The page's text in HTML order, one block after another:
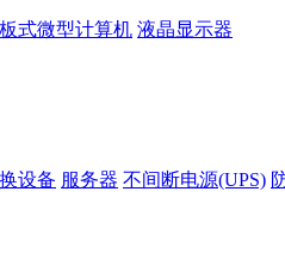
式微型计算机 液晶显示器
设备 服务器 不间断电源(UPS)